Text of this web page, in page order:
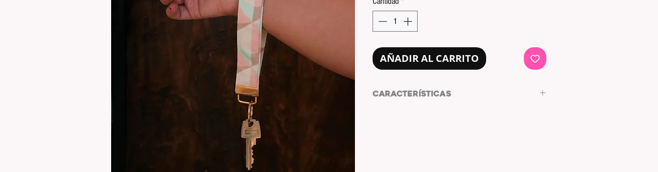
AÑADIR AL CARRITO
CARACTERÍSTICAS